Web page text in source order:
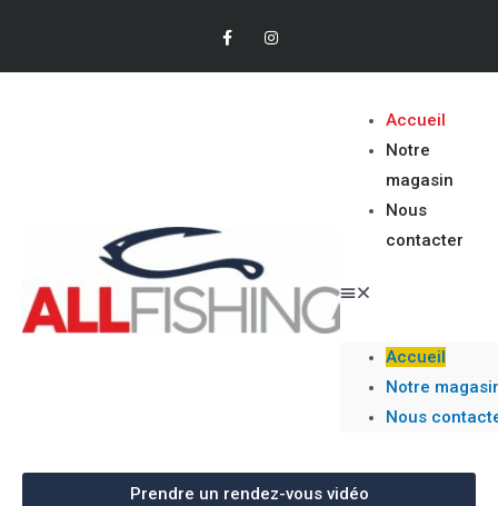
Accueil
Notre
magasin
Nous
contacter
Accueil
Notre
Nous
Prendre un rendez-vous vidéo